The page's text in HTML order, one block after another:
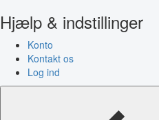
Hjælp & indstillinger
Konto
Kontakt os
Log ind